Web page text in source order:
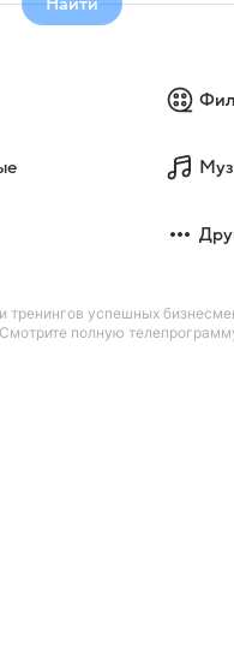
успешных
полную